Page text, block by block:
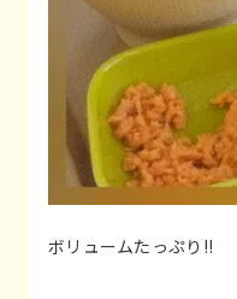
ボリュームたっぷり!!